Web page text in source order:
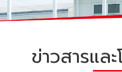
ข่าวสารแล